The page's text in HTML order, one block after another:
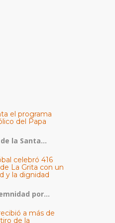
el programa
del Papa
la Santa...
celebró 416
La Grita con un
y la dignidad
por...
a más de
de la